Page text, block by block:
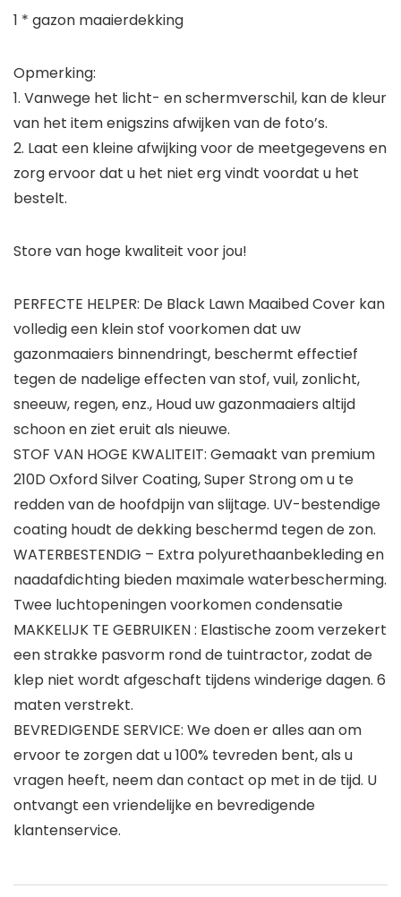
1 * gazon maaierdekking
Opmerking:
1. Vanwege het licht- en schermverschil, kan de kleur
van het item enigszins afwijken van de foto’s.
2. Laat een kleine afwijking voor de meetgegevens en
zorg ervoor dat u het niet erg vindt voordat u het
bestelt.
Store van hoge kwaliteit voor jou!
PERFECTE HELPER: De Black Lawn Maaibed Cover kan
volledig een klein stof voorkomen dat uw
gazonmaaiers binnendringt, beschermt effectief
tegen de nadelige effecten van stof, vuil, zonlicht,
sneeuw, regen, enz., Houd uw gazonmaaiers altijd
schoon en ziet eruit als nieuwe.
STOF VAN HOGE KWALITEIT: Gemaakt van premium
210D Oxford Silver Coating, Super Strong om u te
redden van de hoofdpijn van slijtage. UV-bestendige
coating houdt de dekking beschermd tegen de zon.
WATERBESTENDIG – Extra polyurethaanbekleding en
naadafdichting bieden maximale waterbescherming.
Twee luchtopeningen voorkomen condensatie
MAKKELIJK TE GEBRUIKEN : Elastische zoom verzekert
een strakke pasvorm rond de tuintractor, zodat de
klep niet wordt afgeschaft tijdens winderige dagen. 6
maten verstrekt.
BEVREDIGENDE SERVICE: We doen er alles aan om
ervoor te zorgen dat u 100% tevreden bent, als u
vragen heeft, neem dan contact op met in de tijd. U
ontvangt een vriendelijke en bevredigende
klantenservice.